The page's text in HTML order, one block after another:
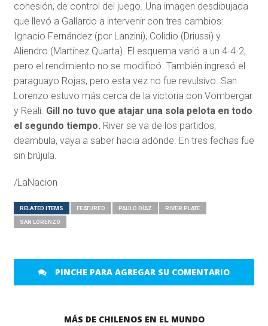
cohesión, de control del juego. Una imagen desdibujada
que llevó a Gallardo a intervenir con tres cambios:
Ignacio Fernández (por Lanzini), Colidio (Driussi) y
Aliendro (Martínez Quarta). El esquema varió a un 4-4-2,
pero el rendimiento no se modificó. También ingresó el
paraguayo Rojas, pero esta vez no fue revulsivo. San
Lorenzo estuvo más cerca de la victoria con Vombergar
y Reali. Gill no tuvo que atajar una sola pelota en todo
el segundo tiempo. River se va de los partidos,
deambula, vaya a saber hacia adónde. En tres fechas fue
sin brújula.
/LaNacion
RELATED ITEMS FEATURED PAULO DÍAZ RIVER PLATE
SAN LORENZO
PINCHE PARA AGREGAR SU COMENTARIO
MÁS DE CHILENOS EN EL MUNDO